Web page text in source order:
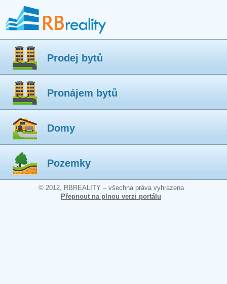
Prodej bytů
Pronájem bytů
Domy
Pozemky
© 2012, RBREALITY – všechna práva vyhrazena
Přepnout na plnou verzi portálu